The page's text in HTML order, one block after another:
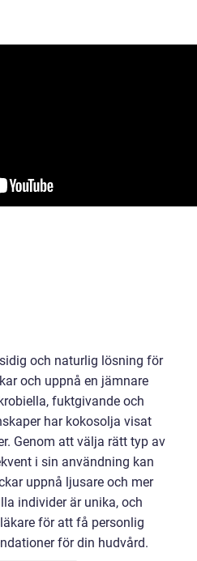
och naturlig lösning för
och uppnå en jämnare
fuktgivande och
har kokosolja visat
Genom att välja rätt typ av
i sin användning kan
uppnå ljusare och mer
individer är unika, och
för att få personlig
för din hudvård.